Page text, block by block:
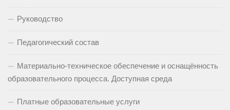
Руководство
Педагогический состав
Материально-техническое обеспечение и оснащённость
образовательного процесса. Доступная среда
Платные образовательные услуги